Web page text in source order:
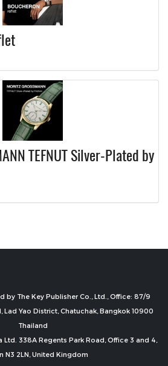
TEFNUT Silver-Plated by
by The Key Publisher Co., Ltd., Office: 87/9
Lad Yao District, Chatuchak, Bangkok 10900
Thailand
338A Regents Park Road, Office 3 and 4,
N3 2LN, United Kingdom